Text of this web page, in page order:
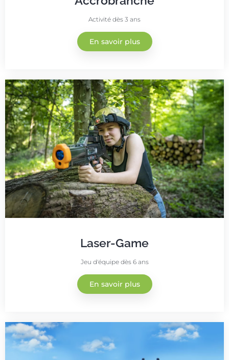
Activité dès 3 ans
En savoir plus
Laser-Game
Jeu d'équipe dès 6 ans
En savoir plus